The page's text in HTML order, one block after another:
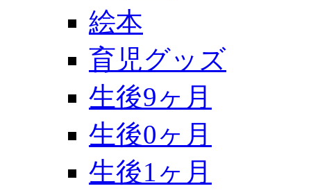
絵本
育児グッズ
生後9ヶ月
生後0ヶ月
生後1ヶ月